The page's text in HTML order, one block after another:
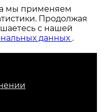
мы применяем
Продолжая
с нашей
данных .